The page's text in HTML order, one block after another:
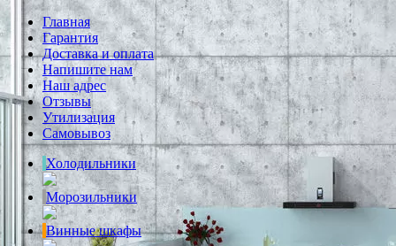
Главная
Гарантия
Доставка и оплата
Напишите нам
Наш адрес
Отзывы
Утилизация
Самовывоз
Холодильники
Морозильники
Винные шкафы